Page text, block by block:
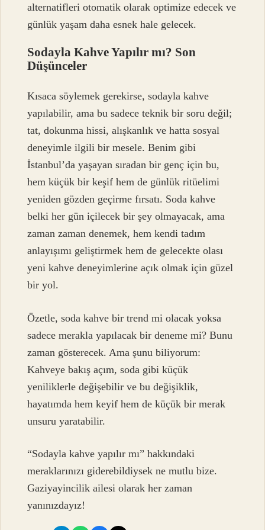
alternatifleri otomatik olarak optimize edecek ve
günlük yaşam daha esnek hale gelecek.
Sodayla Kahve Yapılır mı? Son
Düşünceler
Kısaca söylemek gerekirse, sodayla kahve
yapılabilir, ama bu sadece teknik bir soru değil;
tat, dokunma hissi, alışkanlık ve hatta sosyal
deneyimle ilgili bir mesele. Benim gibi
İstanbul’da yaşayan sıradan bir genç için bu,
hem küçük bir keşif hem de günlük ritüelimi
yeniden gözden geçirme fırsatı. Soda kahve
belki her gün içilecek bir şey olmayacak, ama
zaman zaman denemek, hem kendi tadım
anlayışımı geliştirmek hem de gelecekte olası
yeni kahve deneyimlerine açık olmak için güzel
bir yol.
Özetle, soda kahve bir trend mi olacak yoksa
sadece merakla yapılacak bir deneme mi? Bunu
zaman gösterecek. Ama şunu biliyorum:
Kahveye bakış açım, soda gibi küçük
yeniliklerle değişebilir ve bu değişiklik,
hayatımda hem keyif hem de küçük bir merak
unsuru yaratabilir.
“Sodayla kahve yapılır mı” hakkındaki
meraklarınızı giderebildiysek ne mutlu bize.
Gaziyayincilik ailesi olarak her zaman
yanınızdayız!